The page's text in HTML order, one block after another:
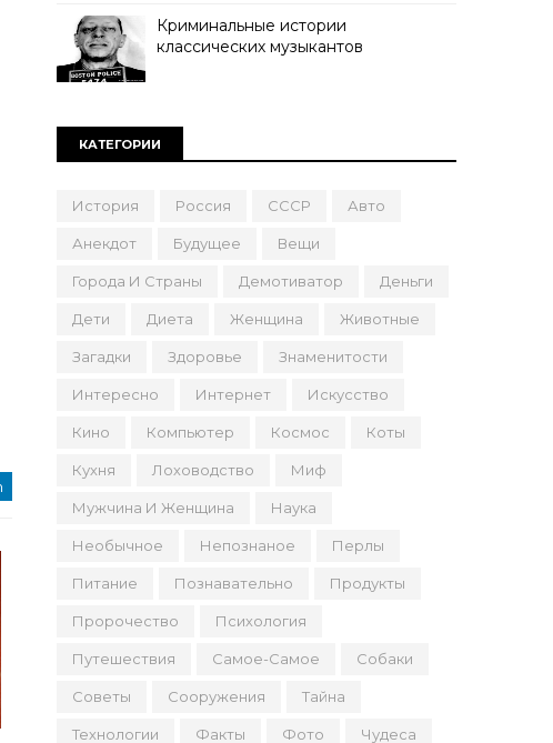
Криминальные истории
классических музыкантов
КАТЕГОРИИ
История Россия СССР Авто
Анекдот Будущее Вещи
Города И Страны Демотиватор Деньги
Дети Диета Женщина Животные
Загадки Здоровье Знаменитости
Интересно Интернет Искусство
Кино Компьютер Космос Коты
Кухня Лоховодство Миф
Мужчина И Женщина Наука
Необычное Непознаное Перлы
Питание Познавательно Продукты
Пророчество Психология
Путешествия Самое-Самое Собаки
Советы Сооружения Тайна
Технологии Факты Фото Чудеса